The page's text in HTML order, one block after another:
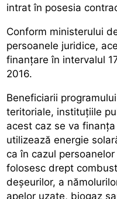
intrat în posesia
Conform ministerului
persoanele juridice,
finanțare în intervalul
2016.
Beneficiarii
teritoriale, instituțiile
acest caz se va
utilizează energie
ca în cazul
folosesc drept
deșeurilor, a
apelor uzate, biogaz